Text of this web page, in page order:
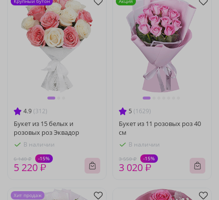
4.9 (312)
Букет из 15 белых и
розовых роз Эквадор
В наличии
6 140 ₽ -15%
5 220 ₽
5 (1629)
Букет из 11 розовых роз 40
см
В наличии
3 550 ₽ -15%
3 020 ₽
Хит продаж